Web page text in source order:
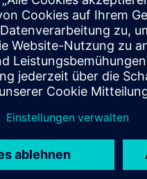
utente
mettere in servizio un pannello
G120 ed implementare lo
integrati in TIA Portal
Attested Competence